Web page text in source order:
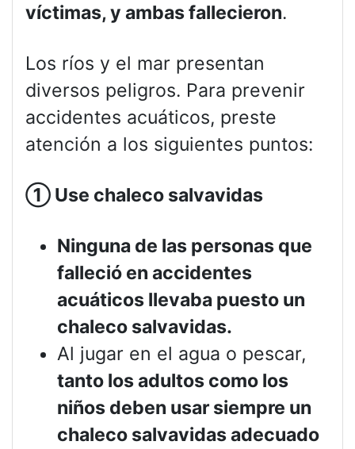
víctimas, y ambas fallecieron.
Los ríos y el mar presentan
diversos peligros. Para prevenir
accidentes acuáticos, preste
atención a los siguientes puntos:
① Use chaleco salvavidas
Ninguna de las personas que
falleció en accidentes
acuáticos llevaba puesto un
chaleco salvavidas.
Al jugar en el agua o pescar,
tanto los adultos como los
niños deben usar siempre un
chaleco salvavidas adecuado